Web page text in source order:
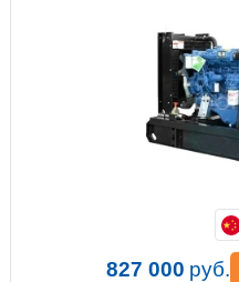
827 000 руб.